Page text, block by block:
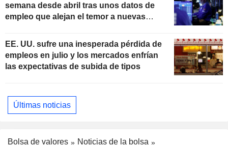
semana desde abril tras unos datos de
empleo que alejan el temor a nuevas
EE. UU. sufre una inesperada pérdida de
empleos en julio y los mercados enfrían
las expectativas de subida de tipos
Últimas noticias
Bolsa de valores
Noticias de la bolsa